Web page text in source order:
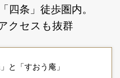
四条」徒歩圏内。
クセスも抜群
と「すおう庵」